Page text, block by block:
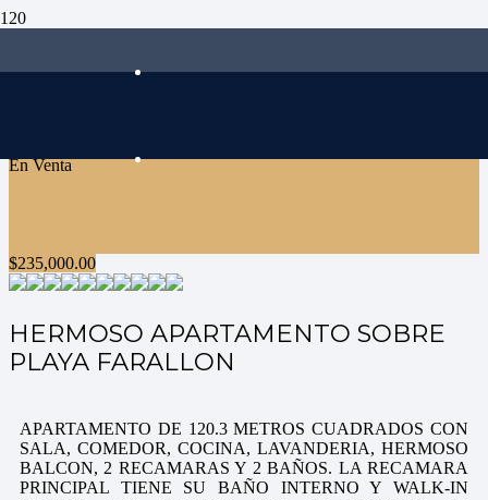
En Venta
$235,000.00
HERMOSO APARTAMENTO SOBRE
PLAYA FARALLON
APARTAMENTO DE 120.3 METROS CUADRADOS CON
SALA, COMEDOR, COCINA, LAVANDERIA, HERMOSO
BALCON, 2 RECAMARAS Y 2 BAÑOS. LA RECAMARA
PRINCIPAL TIENE SU BAÑO INTERNO Y WALK-IN